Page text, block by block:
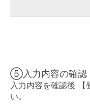
⑤入力内容の確認
入力内容を確認後 【
い。